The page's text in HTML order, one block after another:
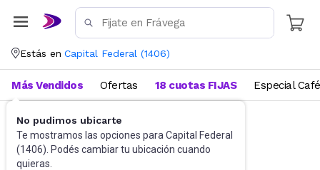
Estás en Capital Federal (1406)
No pudimos ubicarte
Te mostramos las opciones para Capital Federal
(1406). Podés cambiar tu ubicación cuando
quieras.
Más Vendidos Ofertas 18 cuotas FIJAS Especial Café
Gaming PC Teclados